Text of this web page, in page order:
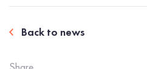
Back to news